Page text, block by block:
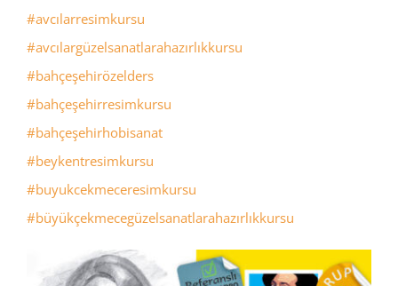
#avcılarresimkursu
#avcılargüzelsanatlarahazırlıkkursu
#bahçeşehirözelders
#bahçeşehirresimkursu
#bahçeşehirhobisanat
#beykentresimkursu
#buyukcekmeceresimkursu
#büyükçekmecegüzelsanatlarahazırlıkkursu